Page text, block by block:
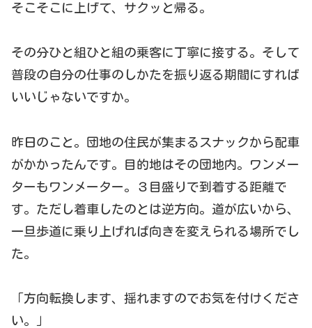
そこそこに上げて、サクッと帰る。
その分ひと組ひと組の乗客に丁寧に接する。そして
普段の自分の仕事のしかたを振り返る期間にすれば
いいじゃないですか。
昨日のこと。団地の住民が集まるスナックから配車
がかかったんです。目的地はその団地内。ワンメー
ターもワンメーター。３目盛りで到着する距離で
す。ただし着車したのとは逆方向。道が広いから、
一旦歩道に乗り上げれば向きを変えられる場所でし
た。
「方向転換します、揺れますのでお気を付けくださ
い。」